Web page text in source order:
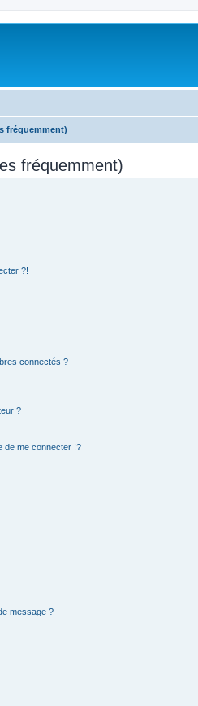
fréquemment)
fréquemment)
?!
connectés ?
?
de me connecter !?
message ?